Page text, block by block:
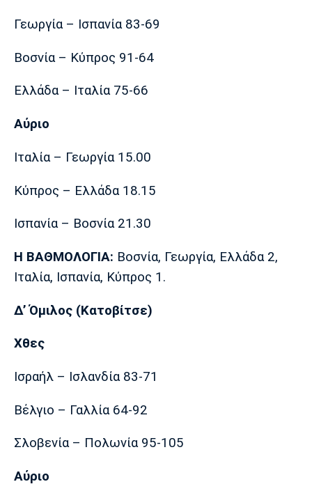
Γεωργία – Ισπανία 83-69
Βοσνία – Κύπρος 91-64
Ελλάδα – Ιταλία 75-66
Αύριο
Ιταλία – Γεωργία 15.00
Κύπρος – Ελλάδα 18.15
Ισπανία – Βοσνία 21.30
Η ΒΑΘΜΟΛΟΓΙΑ: Βοσνία, Γεωργία, Ελλάδα 2,
Ιταλία, Ισπανία, Κύπρος 1.
Δ’ Όμιλος (Κατοβίτσε)
Χθες
Ισραήλ – Ισλανδία 83-71
Βέλγιο – Γαλλία 64-92
Σλοβενία – Πολωνία 95-105
Αύριο